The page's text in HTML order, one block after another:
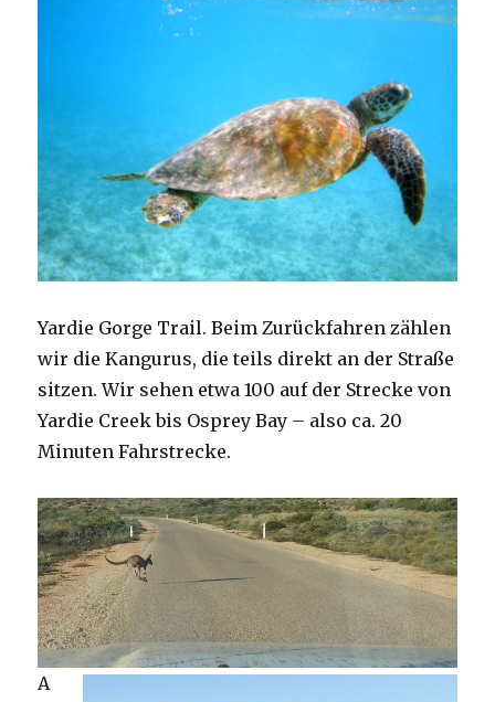
Yardie Gorge Trail. Beim Zurückfahren zählen
wir die Kangurus, die teils direkt an der Straße
sitzen. Wir sehen etwa 100 auf der Strecke von
Yardie Creek bis Osprey Bay – also ca. 20
Minuten Fahrstrecke.
A